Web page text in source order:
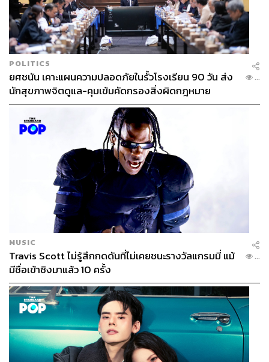
POLITICS
ยศชนัน เคาะแผนความปลอดภัยในรั้วโรงเรียน 90 วัน ส่ง
นักสุขภาพจิตดูแล-คุมเข้มคัดกรองสิ่งผิดกฎหมาย
...
MUSIC
Travis Scott ไม่รู้สึกกดดันที่ไม่เคยชนะรางวัลแกรมมี่ แม้
มีชื่อเข้าชิงมาแล้ว 10 ครั้ง
...